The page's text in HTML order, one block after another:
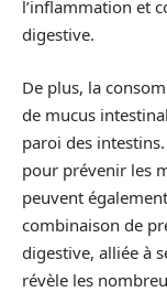
l’inflammation et
digestive.
De plus, la
de mucus
paroi des
pour prévenir les
peuvent
combinaison de
digestive, alliée à
révèle les